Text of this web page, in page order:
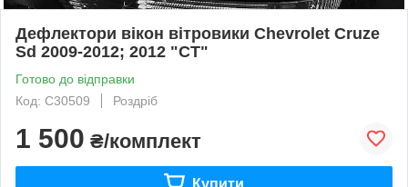
Дефлектори вікон вітровики Chevrolet Cruze
Sd 2009-2012; 2012 "CT"
Готово до відправки
Код: C30509
Роздріб
1 500 ₴/комплект
Купити